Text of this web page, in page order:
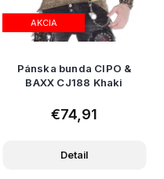
AKCIA
Pánska bunda CIPO &
BAXX CJ188 Khaki
€74,91
Detail